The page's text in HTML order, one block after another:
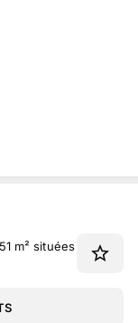
m² situées à Mauléon